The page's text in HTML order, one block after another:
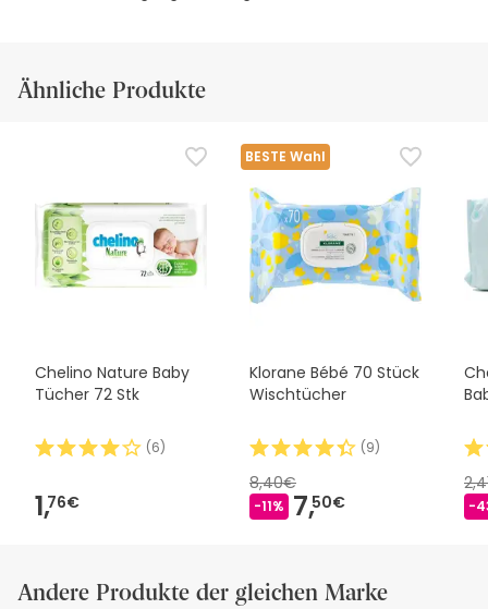
Ähnliche Produkte
Chelino Nature Baby
Tücher 72 Stk
(6)
1,76€
BESTE Wahl
Klorane Bébé 70 Stück
Wischtücher
(9)
8,40€
-11% 7,50€ -
Andere Produkte der gleichen Marke